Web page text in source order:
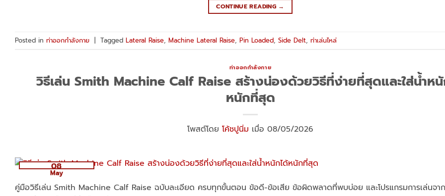
CONTINUE READING →
Posted in ท่าออกกำลังกาย | Tagged Lateral Raise, Machine Lateral Raise, Pin Loaded, Side Delt, ท่าเล่นไหล่
ท่าออกกำลังกาย
วิธีเล่น Smith Machine Calf Raise สร้างน่องด้วยวิธีที่ง่ายที่สุดและใส่น้ำห
หนักที่สุด
โพสต์โดย โค้ชปูนิ่ม เมื่อ 08/05/2026
08
May
คู่มือวิธีเล่น Smith Machine Calf Raise ฉบับละเอียด ครบทุกขั้นตอน ข้อดี-ข้อเสีย ข้อผิดพลาดที่พบบ่อย และโปรแกรมการเล่นจาก